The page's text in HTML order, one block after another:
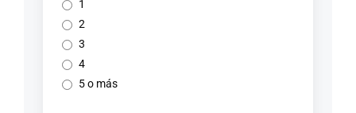
1
2
3
4
5 o más